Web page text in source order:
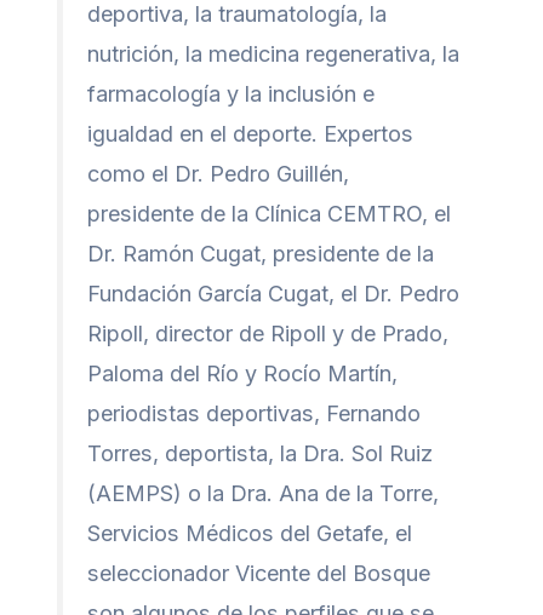
deportiva, la traumatología, la
nutrición, la medicina regenerativa, la
farmacología y la inclusión e
igualdad en el deporte. Expertos
como el Dr. Pedro Guillén,
presidente de la Clínica CEMTRO, el
Dr. Ramón Cugat, presidente de la
Fundación García Cugat, el Dr. Pedro
Ripoll, director de Ripoll y de Prado,
Paloma del Río y Rocío Martín,
periodistas deportivas, Fernando
Torres, deportista, la Dra. Sol Ruiz
(AEMPS) o la Dra. Ana de la Torre,
Servicios Médicos del Getafe, el
seleccionador Vicente del Bosque